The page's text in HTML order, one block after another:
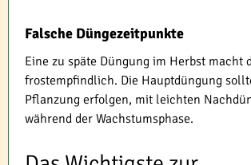
Falsche Düngezeitpunkte
Eine zu späte Düngung im Herbst macht
frostempfindlich. Die Hauptdüngung
Pflanzung erfolgen, mit leichten
während der Wachstumsphase.